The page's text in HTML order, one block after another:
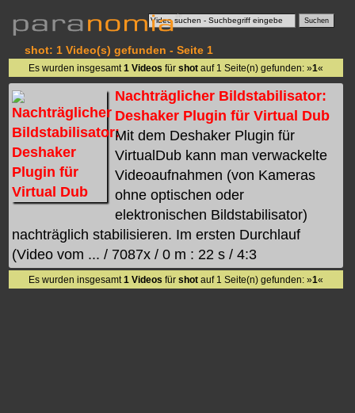
shot: 1 Video(s) gefunden - Seite 1
Es wurden insgesamt 1 Videos für shotauf 1 Seite(n) gefunden: »1«
Nachträglicher Bildstabilisator:
Deshaker Plugin für Virtual Dub
Mit dem Deshaker Plugin für
VirtualDub kann man verwackelte
Videoaufnahmen (von Kameras
ohne optischen oder
elektronischen Bildstabilisator)
nachträglich stabilisieren. Im ersten Durchlauf
(Video vom ... / 7087x / 0 m : 22 s / 4:3
Es wurden insgesamt 1 Videos für shotauf 1 Seite(n) gefunden: »1«